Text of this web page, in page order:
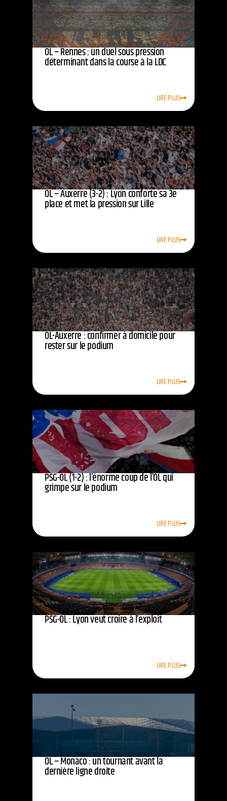
OL – Rennes : un duel sous pression
déterminant dans la course à la LDC
LIRE PLUS
OL – Auxerre (3-2) : Lyon conforte sa 3e
place et met la pression sur Lille
LIRE PLUS
OL-Auxerre : confirmer à domicile pour
rester sur le podium
LIRE PLUS
PSG-OL (1-2) : l’énorme coup de l’OL qui
grimpe sur le podium
LIRE PLUS
PSG-OL : Lyon veut croire à l’exploit
LIRE PLUS
OL – Monaco : un tournant avant la
dernière ligne droite